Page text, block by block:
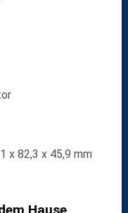
x 82,3 x 45,9 mm